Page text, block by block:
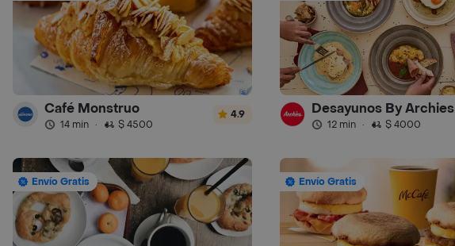
Café Monstruo
14 min · $ 4500
4.9 Desayunos By Archies
12 min · $ 4000
Envío Gratis Envío Gratis